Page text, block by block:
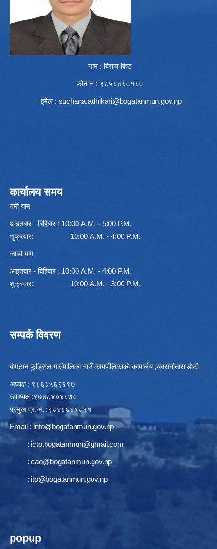
नाम : बिराज बिष्ट
फोन नं : ९८५८४८०१८०
इमेल : suchana.adhikari@bogatanmun.gov.np
कार्यालय समय
गर्मी याम
आइतबार - बिहिबार : 10:00 A.M. - 5:00 P.M.
शुक्रवार: 10:00 A.M. - 4:00 P.M.
जाडो याम
आइतबार - बिहिबार : 10:00 A.M. - 4:00 P.M.
शुक्रवार: 10:00 A.M. - 3:00 P.M.
सम्पर्क विवरण
बाेगटान फुड्सिल गाउँपालिका गाउँ कायर्पालिकाकाे कायार्लय ,चवराचाैतारा डाेटी
अध्यक्ष : ९८६८५६९६९७
उपाध्यक्ष :९७४८४०४८७०
प्रमुख प्र.अ. :९८४८६४९८११
Email : info@bogatanmun.gov.np
: icto.bogatanmun@gmail.com
: cao@bogatanmun.gov.np
: ito@bogatanmun.gov.np
popup